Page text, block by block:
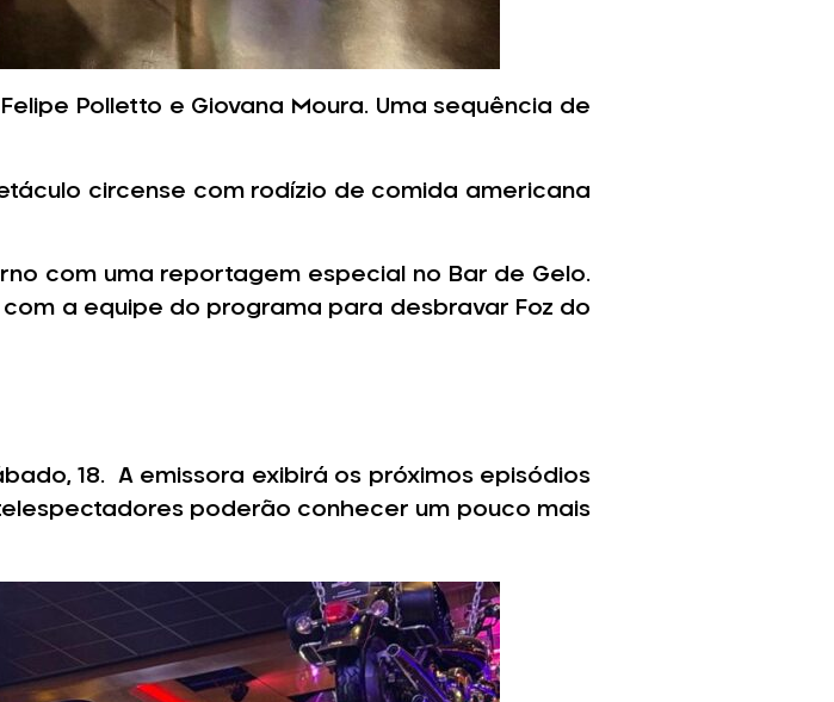
Polletto e Giovana Moura. Uma sequência de
circense com rodízio de comida americana
com uma reportagem especial no Bar de Gelo.
a equipe do programa para desbravar Foz do
18. A emissora exibirá os próximos episódios
poderão conhecer um pouco mais